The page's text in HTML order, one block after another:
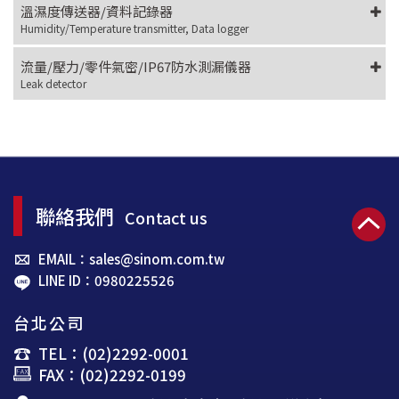
溫濕度傳送器/資料記錄器
Humidity/Temperature transmitter, Data logger
流量/壓力/零件氣密/IP67防水測漏儀器
Leak detector
聯絡我們 Contact us
EMAIL：sales@sinom.com.tw
LINE ID：0980225526
台北公司
TEL：(02)2292-0001
FAX：(02)2292-0199